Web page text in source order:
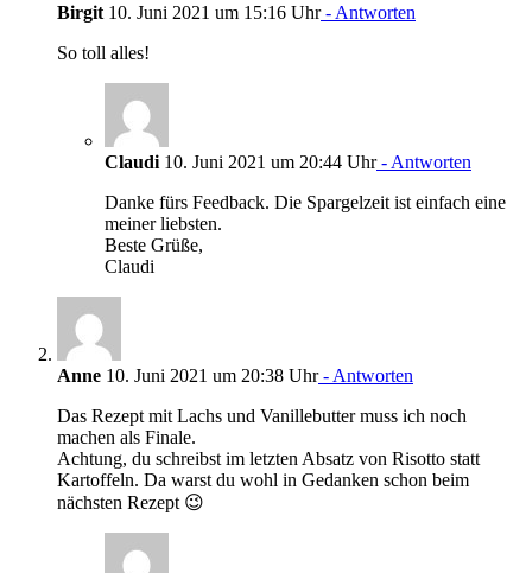
Birgit 10. Juni 2021 um 15:16 Uhr- Antworten
So toll alles!
Claudi 10. Juni 2021 um 20:44 Uhr- Antworten
Danke fürs Feedback. Die Spargelzeit ist einfach eine
meiner liebsten.
Beste Grüße,
Claudi
Anne 10. Juni 2021 um 20:38 Uhr- Antworten
Das Rezept mit Lachs und Vanillebutter muss ich noch
machen als Finale.
Achtung, du schreibst im letzten Absatz von Risotto statt
Kartoffeln. Da warst du wohl in Gedanken schon beim
nächsten Rezept 😉